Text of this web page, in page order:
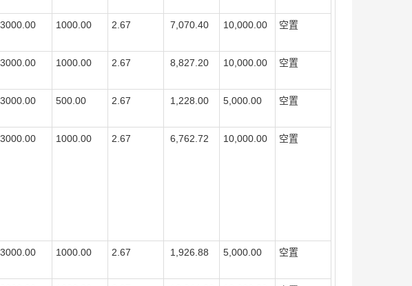
3000.00 1000.00 2.67 7,070.40 10,000.00 空置
3000.00 1000.00 2.67 8,827.20 10,000.00 空置
3000.00 500.00 2.67 1,228.00 5,000.00 空置
3000.00 1000.00 2.67 6,762.72 10,000.00 空置
3000.00 1000.00 2.67 1,926.88 5,000.00 空置